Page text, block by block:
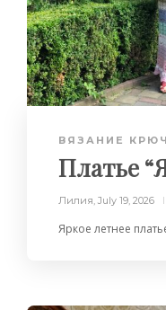
ВЯЗАНИЕ
Платье
Лилия July 19, 2026
Яркое летнее